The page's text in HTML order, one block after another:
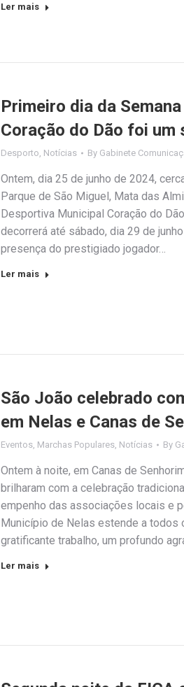
Ler mais
Primeiro dia da
Coração do Dão foi um
Desporto, Notícias By Gabinete
Ontem, dia 25 de junho de 2024,
Parque de São Miguel, Mata das
Desportiva Municipal Coração do
decorrerá até sábado, dia 29 de
presença do prestigiado jogador…
Ler mais
São João celebrado
em Nelas e Canas de
Eventos Marchas Populares Notícias By
Ontem à noite, em Canas de
brilharam com a celebração
empenho das associações locais e
Município de Nelas estende a todos
gratificante trabalho, um profundo
Ler mais